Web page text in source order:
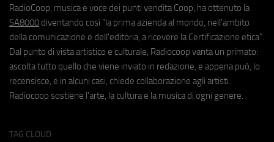
RadioCoop, musica e voce dei punti vendita Coop, ha ottenuto la
SA8000 diventando così "la prima azienda al mondo, nell'ambito
della comunicazione e dell'editoria, a ricevere la Certificazione etica".
Dal punto di vista artistico e culturale, Radiocoop vanta un primato:
ascolta tutto quello che viene inviato in redazione, e appena può, lo
recensisce, e in alcuni casi, chiede collaborazione agli artisti.
Radiocoop sostiene l'arte, la cultura e la musica di ogni genere.
TAG CLOUD